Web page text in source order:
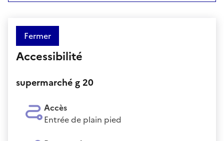
Fermer
Accessibilité
supermarché g 20
Accès
Entrée de plain pied